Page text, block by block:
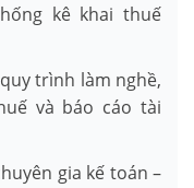
kê khai thuế
trình làm nghề,
và báo cáo tài
gia kế toán –